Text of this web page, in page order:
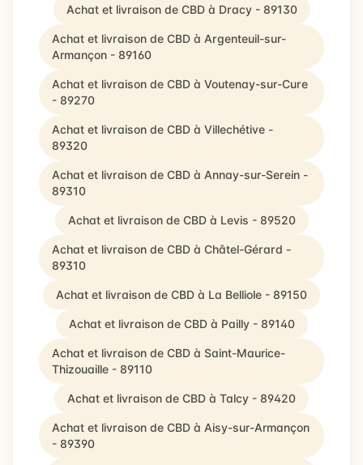
Achat et livraison de CBD à Dracy - 89130
Achat et livraison de CBD à Argenteuil-sur-
Armançon - 89160
Achat et livraison de CBD à Voutenay-sur-Cure
- 89270
Achat et livraison de CBD à Villechétive -
89320
Achat et livraison de CBD à Annay-sur-Serein -
89310
Achat et livraison de CBD à Levis - 89520
Achat et livraison de CBD à Châtel-Gérard -
89310
Achat et livraison de CBD à La Belliole - 89150
Achat et livraison de CBD à Pailly - 89140
Achat et livraison de CBD à Saint-Maurice-
Thizouaille - 89110
Achat et livraison de CBD à Talcy - 89420
Achat et livraison de CBD à Aisy-sur-Armançon
- 89390